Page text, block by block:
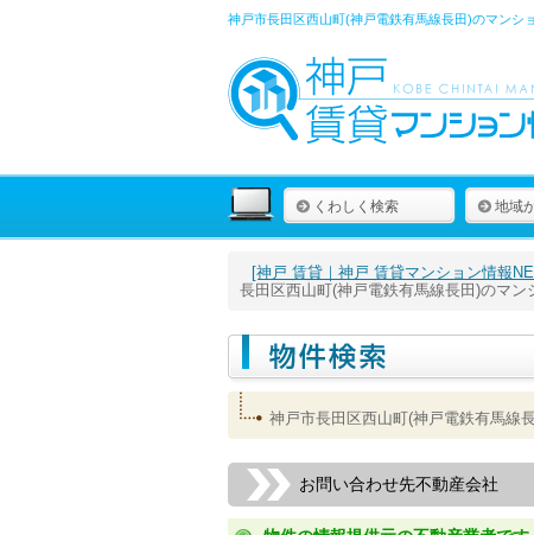
神戸市長田区西山町(神戸電鉄有馬線長田)のマンシ
くわしく検索 地域
[神戸 賃貸｜神戸 賃貸マンション情報
長田区西山町(神戸電鉄有馬線長田)のマ
神戸市長田区西山町(神戸電鉄有馬線
お問い合わせ先不動産会社